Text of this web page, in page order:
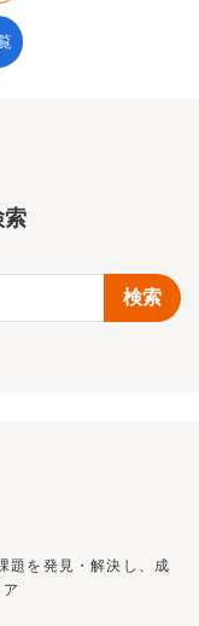
索
を発見・解決し、 成